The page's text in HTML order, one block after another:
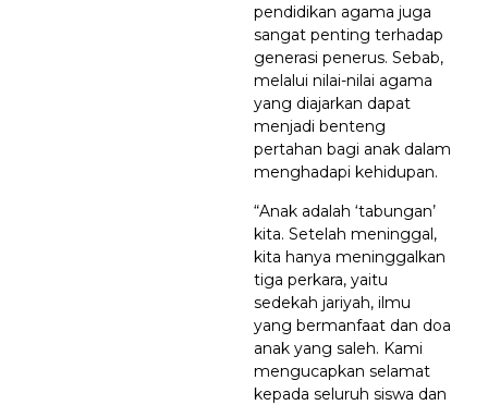
pendidikan agama juga
sangat penting terhadap
generasi penerus. Sebab,
melalui nilai-nilai agama
yang diajarkan dapat
menjadi benteng
pertahan bagi anak dalam
menghadapi kehidupan.
“Anak adalah ‘tabungan’
kita. Setelah meninggal,
kita hanya meninggalkan
tiga perkara, yaitu
sedekah jariyah, ilmu
yang bermanfaat dan doa
anak yang saleh. Kami
mengucapkan selamat
kepada seluruh siswa dan